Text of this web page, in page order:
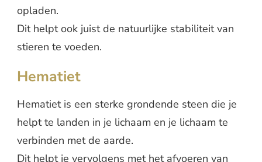
opladen.
Dit helpt ook juist de natuurlijke stabiliteit van
stieren te voeden.
Hematiet
Hematiet is een sterke grondende steen die je
helpt te landen in je lichaam en je lichaam te
verbinden met de aarde.
Dit helpt je vervolgens met het afvoeren van